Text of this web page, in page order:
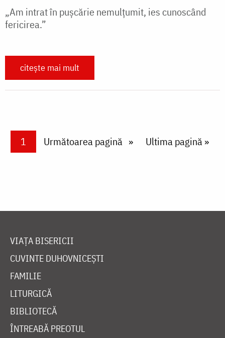
„Am intrat în pușcărie nemulțumit, ies cunoscând
fericirea.”
citește mai mult
PaginareCurrent page
1 Next page
Următoarea pagină Last page
Ultima pagină »
VIAȚA BISERICII
CUVINTE DUHOVNICEȘTI
FAMILIE
LITURGICĂ
BIBLIOTECĂ
ÎNTREABĂ PREOTUL